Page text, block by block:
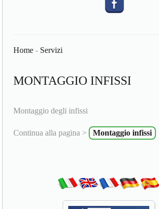
Home - Servizi
MONTAGGIO INFISSI
Montaggio degli infissi
Continua alla pagina > Montaggio infissi